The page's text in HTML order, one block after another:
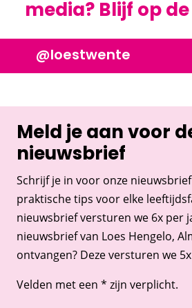
media? Blijf op
@loestwente
Meld je aan voor
nieuwsbrief
Schrijf je in voor onze
praktische tips voor elke
nieuwsbrief versturen we 6x per
nieuwsbrief van Loes Hengelo,
ontvangen? Deze versturen we
Velden met een * zijn verplicht.